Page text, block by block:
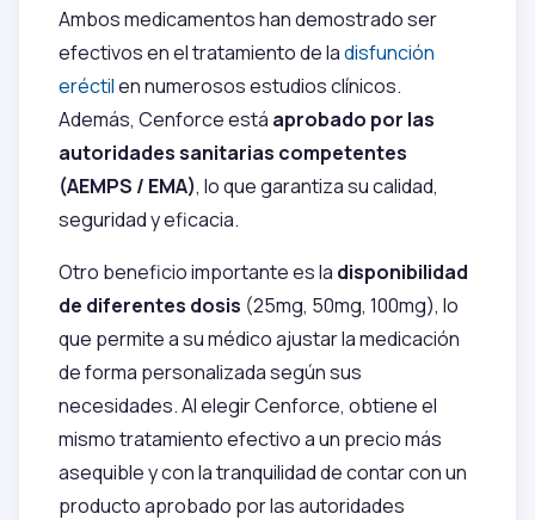
Ambos medicamentos han demostrado ser
efectivos en el tratamiento de ladisfunción
eréctilen numerosos estudios clínicos.
Además, Cenforce está aprobado por las
autoridades sanitarias competentes
(AEMPS / EMA), lo que garantiza su calidad,
seguridad y eficacia.
Otro beneficio importante es la disponibilidad
de diferentes dosis (25mg, 50mg, 100mg), lo
que permite a su médico ajustar la medicación
de forma personalizada según sus
necesidades. Al elegir Cenforce, obtiene el
mismo tratamiento efectivo a un precio más
asequible y con la tranquilidad de contar con un
producto aprobado por las autoridades